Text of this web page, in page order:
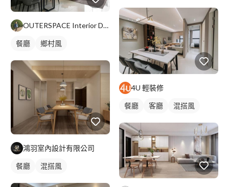
OUTERSPACE Interior Design
餐廳 鄉村風
鴻羽室內設計有限公司
餐廳 混搭風
全室照明設計
客廳燈光設計
4U 輕裝修
餐廳 客廳 混搭風